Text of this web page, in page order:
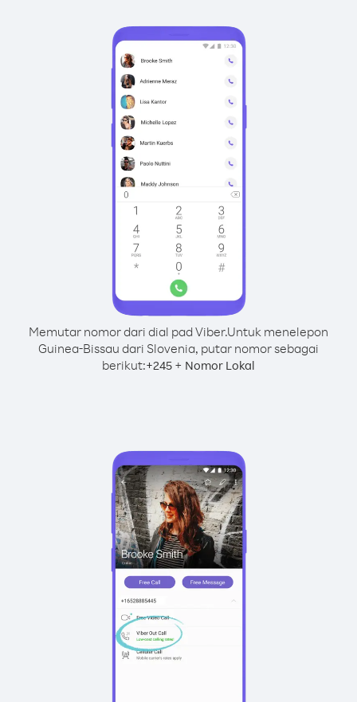
Memutar nomor dari dial pad Viber.Untuk menelepon
Guinea-Bissau dari Slovenia, putar nomor sebagai
berikut:+245 + Nomor Lokal